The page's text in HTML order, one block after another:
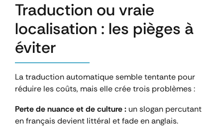
Traduction ou vraie
localisation : les pièges à
éviter
La traduction automatique semble tentante pour
réduire les coûts, mais elle crée trois problèmes :
Perte de nuance et de culture : un slogan percutant
en français devient littéral et fade en anglais.